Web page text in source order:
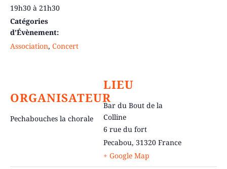
19h30 à 21h30
Catégories
d’Évènement:
Association, Concert
ORGANISATEUR
Pechabouches la chorale
LIEU
Bar du Bout de la
Colline
6 rue du fort
Pecabou, 31320 France
+ Google Map